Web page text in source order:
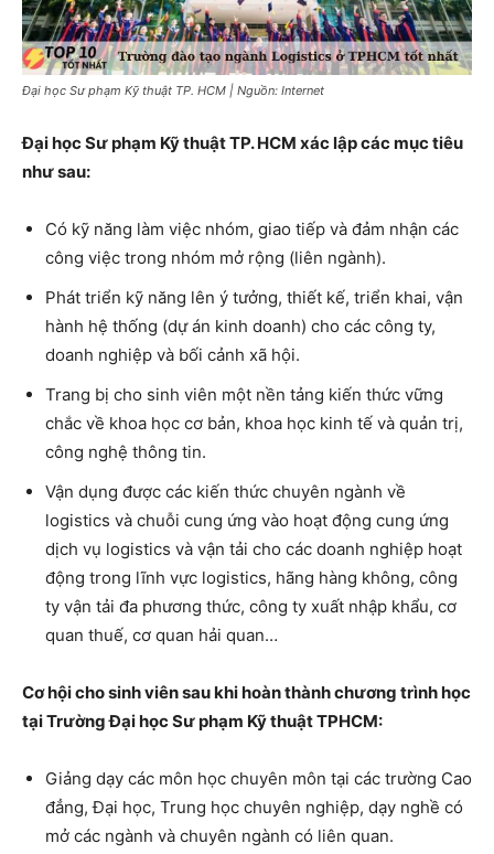
Đại học Sư phạm Kỹ thuật TP. HCM | Nguồn: Internet
Đại học Sư phạm Kỹ thuật TP. HCM xác lập các mục tiêu
như sau:
Có kỹ năng làm việc nhóm, giao tiếp và đảm nhận các
công việc trong nhóm mở rộng (liên ngành).
Phát triển kỹ năng lên ý tưởng, thiết kế, triển khai, vận
hành hệ thống (dự án kinh doanh) cho các công ty,
doanh nghiệp và bối cảnh xã hội.
Trang bị cho sinh viên một nền tảng kiến thức vững
chắc về khoa học cơ bản, khoa học kinh tế và quản trị,
công nghệ thông tin.
Vận dụng được các kiến thức chuyên ngành về
logistics và chuỗi cung ứng vào hoạt động cung ứng
dịch vụ logistics và vận tải cho các doanh nghiệp hoạt
động trong lĩnh vực logistics, hãng hàng không, công
ty vận tải đa phương thức, công ty xuất nhập khẩu, cơ
quan thuế, cơ quan hải quan…
Cơ hội cho sinh viên sau khi hoàn thành chương trình học
tại Trường Đại học Sư phạm Kỹ thuật TPHCM:
Giảng dạy các môn học chuyên môn tại các trường Cao
đẳng, Đại học, Trung học chuyên nghiệp, dạy nghề có
mở các ngành và chuyên ngành có liên quan.